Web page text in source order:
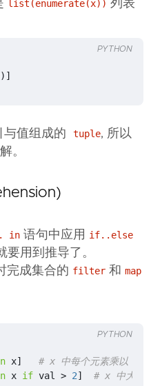
list(enumerate(x)) 列表
)]
PYTHON
与值组成的 tuple, 所以
。
in 语句中应用 if..else
用到推导了。
完成集合的 filter 和 map
x]
# x 中每个元素乘以 2
x if val > 2] # x 中大于 2
PYTHON